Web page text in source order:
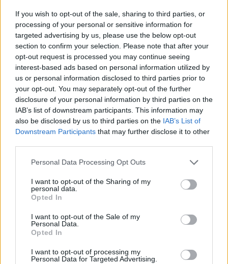
If you wish to opt-out of the sale, sharing to third parties, or
processing of your personal or sensitive information for
targeted advertising by us, please use the below opt-out
section to confirm your selection. Please note that after your
opt-out request is processed you may continue seeing
interest-based ads based on personal information utilized by
us or personal information disclosed to third parties prior to
your opt-out. You may separately opt-out of the further
disclosure of your personal information by third parties on the
IAB’s list of downstream participants. This information may
also be disclosed by us to third parties on the IAB’s List of
Downstream Participants that may further disclose it to other
Personal Data Processing Opt Outs
I want to opt-out of the Sharing of my
personal data.
Opted In
I want to opt-out of the Sale of my
Personal Data.
Opted In
I want to opt-out of processing my
Personal Data for Targeted Advertising.
Coggiola (9)
Cossato (203)
Crevacuore (19)
Curino (6)
Donato (6)
Dorzano (9)
Gaglianico (107)
Graglia (12)
Magnano (6)
Masserano (40)